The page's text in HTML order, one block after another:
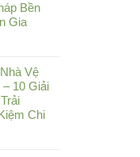
Bền
Gia
Vệ
– 10 Giải
Chi